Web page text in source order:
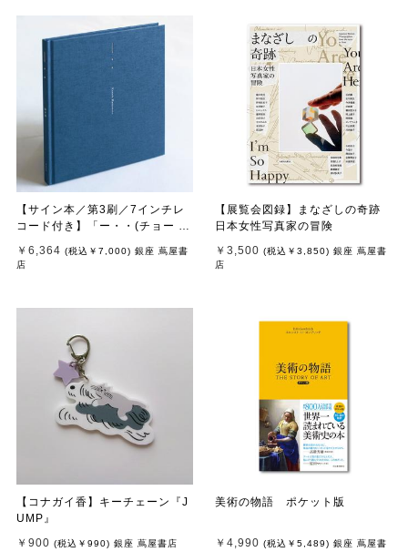
【サイン本／第3刷／7インチレ
コード付き】「ー・・(チョー タ
￥6,364 (税込 ￥7,000) 銀座 蔦屋書
店
【展覧会図録】まなざしの奇跡
日本女性写真家の冒険
￥3,500 (税込 ￥3,850) 銀座 蔦屋書
店
【コナガイ香】キーチェーン『J
UMP』
￥900 (税込 ￥990) 銀座 蔦屋書店
美術の物語 ポケット版
￥4,990 (税込 ￥5,489) 銀座 蔦屋書